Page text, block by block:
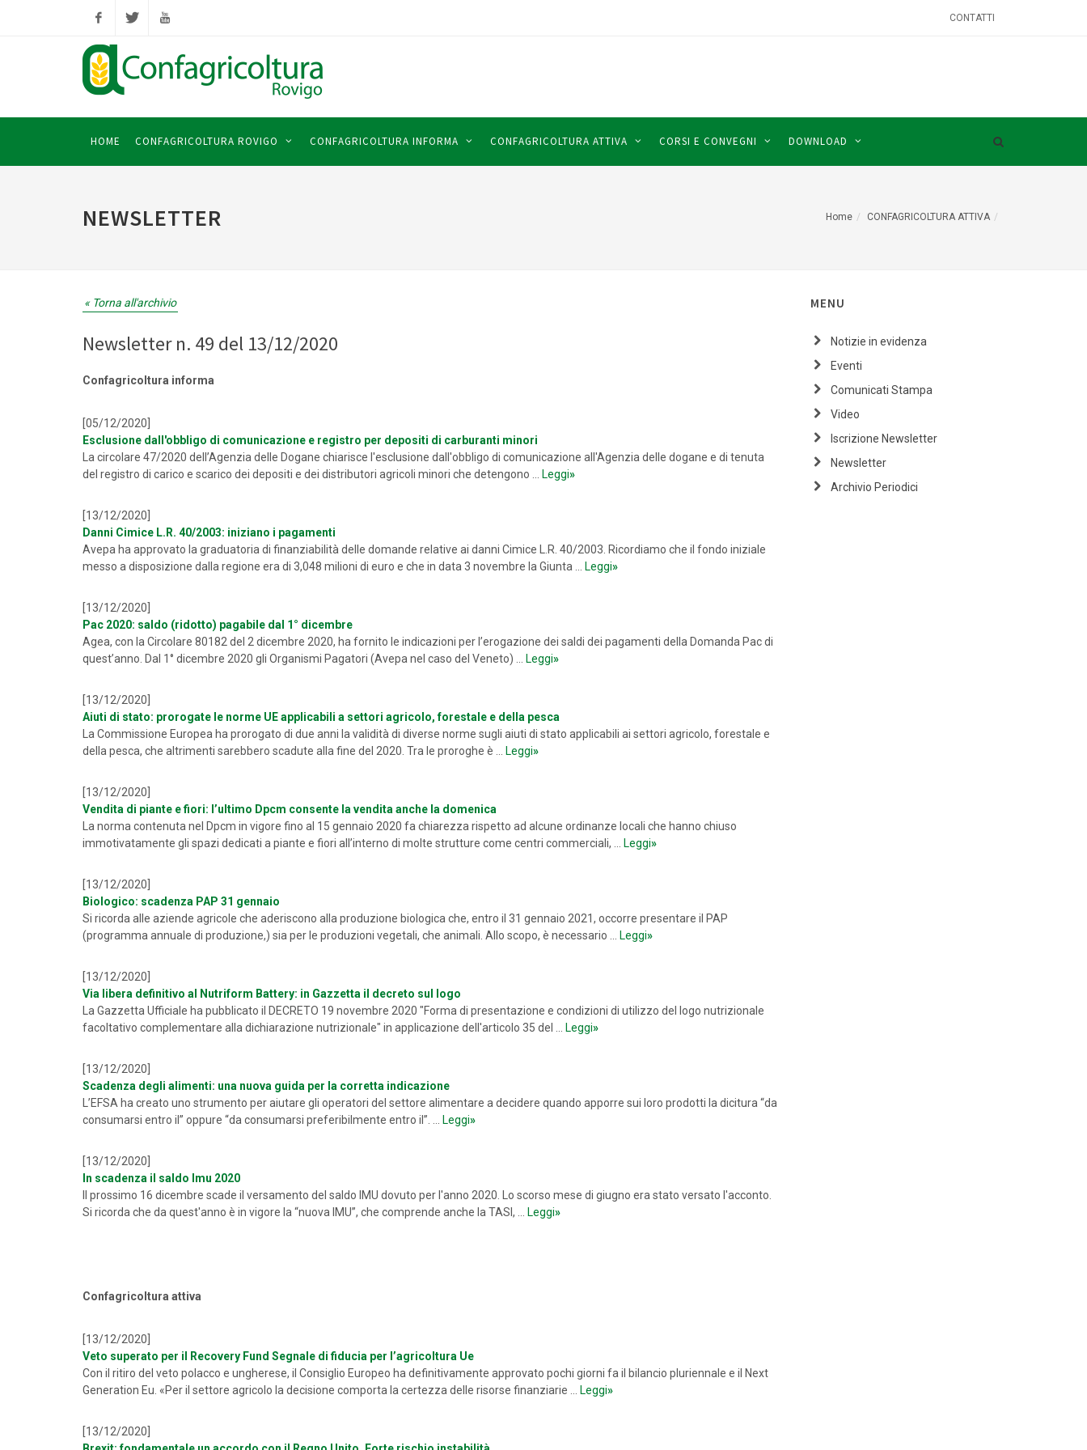
FacebookTwitter YouTube
CONTATTI
HOME CONFAGRICOLTURA ROVIGO CONFAGRICOLTURA INFORMA CONFAGRICOLTURA ATTIVA CORSI E CONVEGNI DOWNLOAD
NEWSLETTER Home CONFAGRICOLTURA ATTIVA
« Torna all'archivio
Newsletter n. 49 del 13/12/2020
Confagricoltura informa
[05/12/2020]
Esclusione dall'obbligo di comunicazione e registro per depositi di carburanti minori
La circolare 47/2020 dell’Agenzia delle Dogane chiarisce l'esclusione dall'obbligo di comunicazione all'Agenzia delle dogane e di tenuta
del registro di carico e scarico dei depositi e dei distributori agricoli minori che detengono ...
Leggi»
[13/12/2020]
Danni Cimice L.R. 40/2003: iniziano i pagamenti
Avepa ha approvato la graduatoria di finanziabilità delle domande relative ai danni Cimice L.R. 40/2003. Ricordiamo che il fondo iniziale
messo a disposizione dalla regione era di 3,048 milioni di euro e che in data 3 novembre la Giunta ...
Leggi»
[13/12/2020]
Pac 2020: saldo (ridotto) pagabile dal 1° dicembre
Agea, con la Circolare 80182 del 2 dicembre 2020, ha fornito le indicazioni per l’erogazione dei saldi dei pagamenti della Domanda Pac di
quest’anno. Dal 1° dicembre 2020 gli Organismi Pagatori (Avepa nel caso del Veneto) ...
Leggi»
[13/12/2020]
Aiuti di stato: prorogate le norme UE applicabili a settori agricolo, forestale e della pesca
La Commissione Europea ha prorogato di due anni la validità di diverse norme sugli aiuti di stato applicabili ai settori agricolo, forestale e
della pesca, che altrimenti sarebbero scadute alla fine del 2020. Tra le proroghe è ...
Leggi»
[13/12/2020]
Vendita di piante e fiori: l’ultimo Dpcm consente la vendita anche la domenica
La norma contenuta nel Dpcm in vigore fino al 15 gennaio 2020 fa chiarezza rispetto ad alcune ordinanze locali che hanno chiuso
immotivatamente gli spazi dedicati a piante e fiori all’interno di molte strutture come centri commerciali, ...
Leggi»
[13/12/2020]
Biologico: scadenza PAP 31 gennaio
Si ricorda alle aziende agricole che aderiscono alla produzione biologica che, entro il 31 gennaio 2021, occorre presentare il PAP
(programma annuale di produzione,) sia per le produzioni vegetali, che animali. Allo scopo, è necessario ...
Leggi»
[13/12/2020]
Via libera definitivo al Nutriform Battery: in Gazzetta il decreto sul logo
La Gazzetta Ufficiale ha pubblicato il DECRETO 19 novembre 2020 "Forma di presentazione e condizioni di utilizzo del logo nutrizionale
facoltativo complementare alla dichiarazione nutrizionale" in applicazione dell'articolo 35 del ...
Leggi»
[13/12/2020]
Scadenza degli alimenti: una nuova guida per la corretta indicazione
L’EFSA ha creato uno strumento per aiutare gli operatori del settore alimentare a decidere quando apporre sui loro prodotti la dicitura “da
consumarsi entro il” oppure “da consumarsi preferibilmente entro il”. ...
Leggi»
[13/12/2020]
In scadenza il saldo Imu 2020
Il prossimo 16 dicembre scade il versamento del saldo IMU dovuto per l'anno 2020. Lo scorso mese di giugno era stato versato l'acconto.
Si ricorda che da quest'anno è in vigore la “nuova IMU”, che comprende anche la TASI, ...
Leggi»
Confagricoltura attiva
[13/12/2020]
Veto superato per il Recovery Fund Segnale di fiducia per l’agricoltura Ue
Con il ritiro del veto polacco e ungherese, il Consiglio Europeo ha definitivamente approvato pochi giorni fa il bilancio pluriennale e il Next
Generation Eu. «Per il settore agricolo la decisione comporta la certezza delle risorse finanziarie ...
Leggi»
[13/12/2020]
MENU
Notizie in evidenza
Eventi
Comunicati Stampa
Video
Iscrizione Newsletter
Newsletter
Archivio Periodici